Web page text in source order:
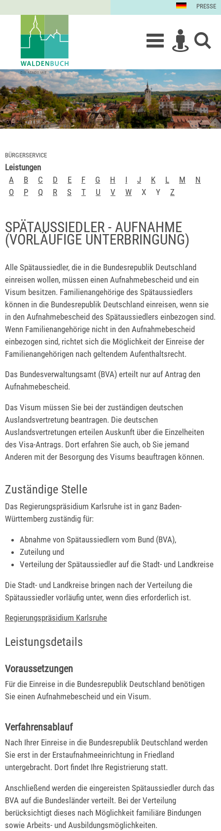
PRESSE
BÜRGERSERVICE
Leistungen
A
B C D E F G H I J K L M
N
O
P Q R S T U V W X Y Z
SPÄTAUSSIEDLER - AUFNAHME
(VORLÄUFIGE UNTERBRINGUNG)
Alle Spätaussiedler, die in die Bundesrepublik Deutschland
einreisen wollen, müssen einen Aufnahmebescheid und ein
Visum besitzen. Familienangehörige des Spätaussiedlers
können in die Bundesrepublik Deutschland einreisen, wenn sie
in den Aufnahmebescheid des Spätaussiedlers einbezogen sind.
Wenn Familienangehörige nicht in den Aufnahmebescheid
einbezogen sind, richtet sich die Möglichkeit der Einreise der
Familienangehörigen nach geltendem Aufenthaltsrecht.
Das Bundesverwaltungsamt (BVA) erteilt nur auf Antrag den
Aufnahmebescheid.
Das Visum müssen Sie bei der zuständigen deutschen
Auslandsvertretung beantragen. Die deutschen
Auslandsvertretungen erteilen Auskunft über die Einzelheiten
des Visa-Antrags. Dort erfahren Sie auch, ob Sie jemand
Anderen mit der Besorgung des Visums beauftragen können.
Zuständige Stelle
Das Regierungspräsidium Karlsruhe ist in ganz Baden-
Württemberg zuständig für:
Abnahme von Spätaussiedlern vom Bund (BVA),
Zuteilung und
Verteilung der Spätaussiedler auf die Stadt- und Landkreise
Die Stadt- und Landkreise bringen nach der Verteilung die
Spätaussiedler vorläufig unter, wenn dies erforderlich ist.
Regierungspräsidium Karlsruhe
Leistungsdetails
Voraussetzungen
Für die Einreise in die Bundesrepublik Deutschland benötigen
Sie einen Aufnahmebescheid und ein Visum.
Verfahrensablauf
Nach Ihrer Einreise in die Bundesrepublik Deutschland werden
Sie erst in der Erstaufnahmeeinrichtung in Friedland
untergebracht. Dort findet Ihre Registrierung statt.
Anschließend werden die eingereisten Spätaussiedler durch das
BVA auf die Bundesländer verteilt. Bei der Verteilung
berücksichtigt dieses nach Möglichkeit familiäre Bindungen
sowie Arbeits- und Ausbildungsmöglichkeiten.